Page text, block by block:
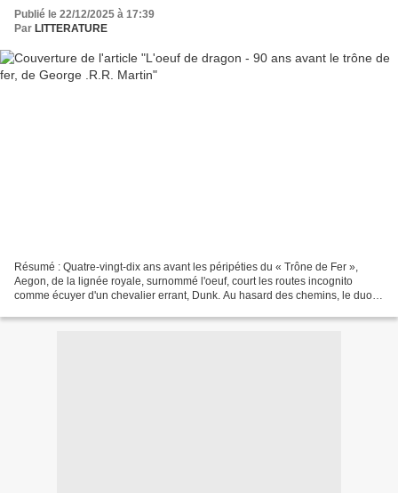
Publié le 22/12/2025 à 17:39
Par LITTERATURE
Résumé : Quatre-vingt-dix ans avant les péripéties du « Trône de Fer »,
Aegon, de la lignée royale, surnommé l'oeuf, court les routes incognito
comme écuyer d'un chevalier errant, Dunk. Au hasard des chemins, le duo